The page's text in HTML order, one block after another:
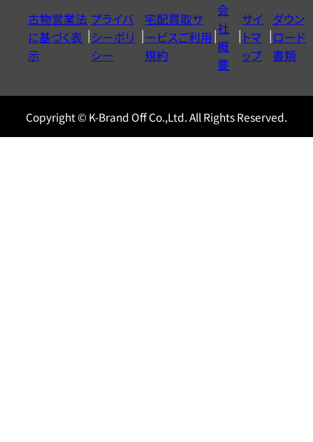
ヤ
ル
0120604117
古物営業法
に基づく表
示
プライバ
シーポリ
シー
宅配買取サ
ービスご利用
規約
会
社
概
要
サイ
トマ
ップ
ダウン
ロード
書類
Copyright © K-Brand Off Co.,Ltd. All Rights Reserved.